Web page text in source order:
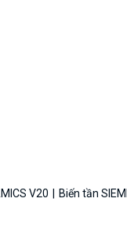
V20 Biến tần